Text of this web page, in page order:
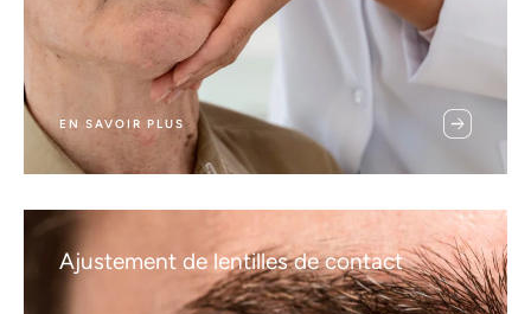
EN SAVOIR PLUS
Ajustement de lentilles de contact